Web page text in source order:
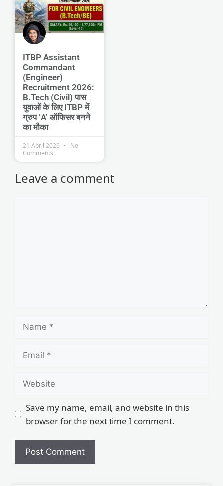
ITBP Assistant
Commandant
(Engineer)
Recruitment 2026:
B.Tech (Civil) पास
युवाओं के लिए ITBP में
ग्रुप ‘A’ ऑफिसर बनने
का मौका
21 April 2026
No
Comments
Leave a comment
Save my name, email, and website in this
browser for the next time I comment.